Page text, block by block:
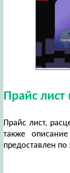
Прайс
Прайс лист,
также
предоставлен по